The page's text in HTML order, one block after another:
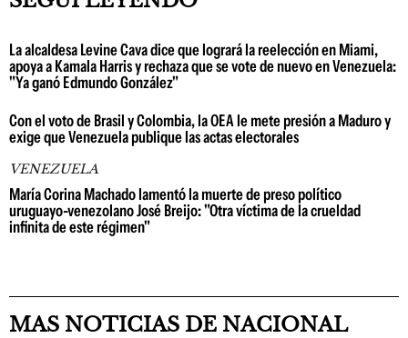
La alcaldesa Levine Cava dice que logrará la reelección en Miami,
apoya a Kamala Harris y rechaza que se vote de nuevo en Venezuela:
"Ya ganó Edmundo González"
Con el voto de Brasil y Colombia, la OEA le mete presión a Maduro y
exige que Venezuela publique las actas electorales
VENEZUELA
María Corina Machado lamentó la muerte de preso político
uruguayo-venezolano José Breijo: "Otra víctima de la crueldad
infinita de este régimen"
MAS NOTICIAS DE NACIONAL